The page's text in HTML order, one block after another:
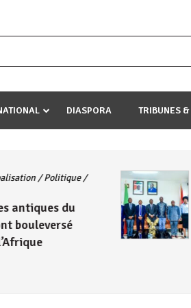
wawe canke igihugu cakwibarutse
DIASPORA TRIBUNES
FDD/Diplomatie
– Kenya : Le CNDD-FDD
l’ambassadeur Wambuma